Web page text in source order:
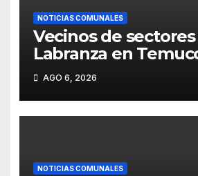
NOTICIAS COMUNALES
Vecinos de
Labranza en
celebran ansiado
pavimentación en
Tromen – Mollulco.
AGO 6, 2026
NOTICIAS COMUNALES